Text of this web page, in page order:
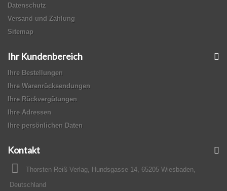
Datenschutz
Versand und Zahlung
Sitemap
Ihr Kundenbereich
Ihre Bestellungen
Ihre Warenrücksendungen
Ihre Rückvergütungen
Ihre Adressen
Ihre persönlichen Daten
Kontakt
Thorsten Reiß Verlag, Hundsgasse 14, 65205 Wiesbaden,
Deutschland